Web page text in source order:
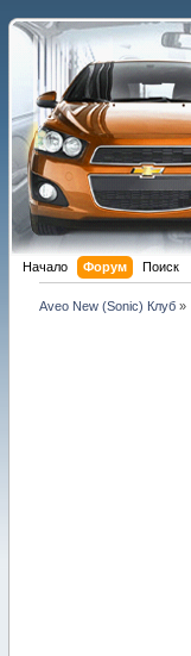
Начало Форум Поиск
Aveo New (Sonic) Клуб»